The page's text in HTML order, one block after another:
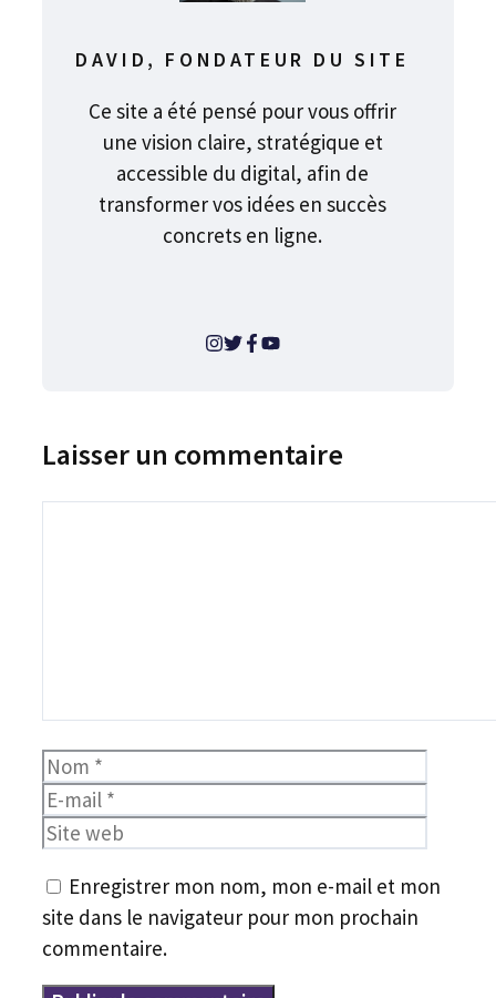
DAVID, FONDATEUR DU SITE
Ce site a été pensé pour vous offrir
une vision claire, stratégique et
accessible du digital, afin de
transformer vos idées en succès
concrets en ligne.
Laisser un commentaire
Nom
Enregistrer mon nom, mon e-mail et mon
site dans le navigateur pour mon prochain
commentaire.